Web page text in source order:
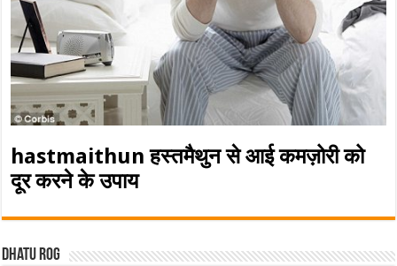
hastmaithun हस्तमैथुन से आई कमज़ोरी को
दूर करने के उपाय
Dhatu rog